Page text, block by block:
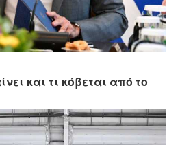
και τι κόβεται από το